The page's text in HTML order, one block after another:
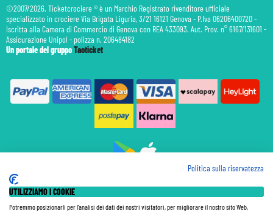
©2007/2026. Ticketcrociere ® è un Marchio Registrato rivenditore ufficiale
specializzato in crociere Via Brigata Liguria, 3/21 16121 Genova - P.Iva 06206400720 -
Iscritta alla Camera di Commercio di Genova con REA 433093. Aut. Prov. n° 6167/131601 -
Assicurazione Unipol - polizza n. 206484182
Un portale del gruppoTaoticket
Assicurazione
Politica sulla riservatezza
UTILIZZIAMO I COOKIE
Potremmo posizionarli per l'analisi dei dati dei nostri visitatori, per migliorare il nostro sito Web,